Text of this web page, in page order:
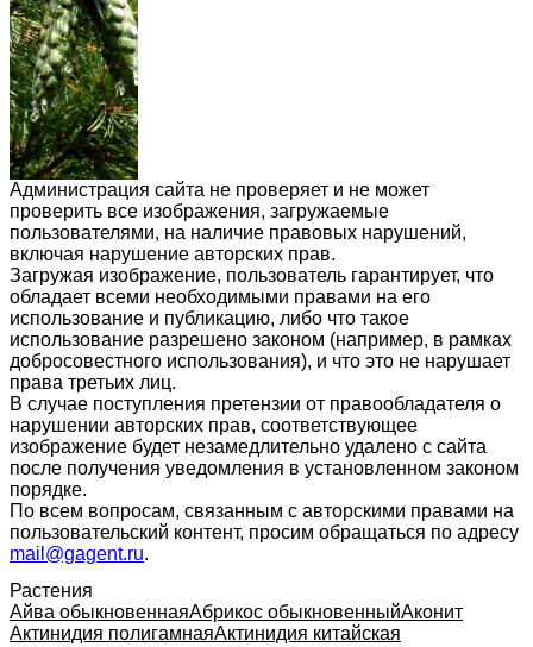
Администрация сайта не проверяет и не может
проверить все изображения, загружаемые
пользователями, на наличие правовых нарушений,
включая нарушение авторских прав.
Загружая изображение, пользователь гарантирует, что
обладает всеми необходимыми правами на его
использование и публикацию, либо что такое
использование разрешено законом (например, в рамках
добросовестного использования), и что это не нарушает
права третьих лиц.
В случае поступления претензии от правообладателя о
нарушении авторских прав, соответствующее
изображение будет незамедлительно удалено с сайта
после получения уведомления в установленном законом
порядке.
По всем вопросам, связанным с авторскими правами на
пользовательский контент, просим обращаться по адресу
mail@gagent.ru.
Растения
Айва обыкновеннаяАбрикос обыкновенныйАконит
Актинидия полигамнаяАктинидия китайская